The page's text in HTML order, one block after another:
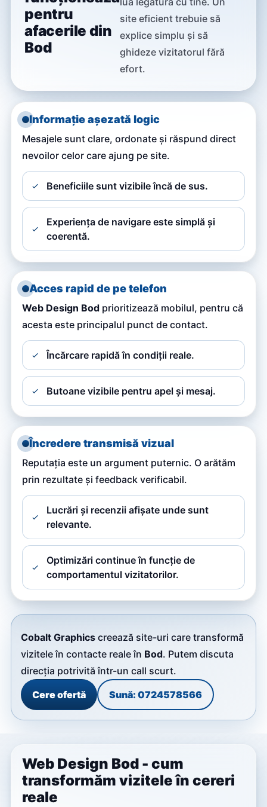
pentru
afacerile din
Bod
site eficient trebuie să
explice simplu și să
ghideze vizitatorul fără
efort.
Informație așezată logic
Mesajele sunt clare, ordonate și răspund direct
nevoilor celor care ajung pe site.
Beneficiile sunt vizibile încă de sus.
Experiența de navigare este simplă și
coerentă.
Acces rapid de pe telefon
Web Design Bod prioritizează mobilul, pentru că
acesta este principalul punct de contact.
Încărcare rapidă în condiții reale.
Butoane vizibile pentru apel și mesaj.
Încredere transmisă vizual
Reputația este un argument puternic. O arătăm
prin rezultate și feedback verificabil.
Lucrări și recenzii afișate unde sunt
relevante.
Optimizări continue în funcție de
comportamentul vizitatorilor.
Cobalt Graphics creează site-uri care transformă
vizitele în contacte reale în Bod. Putem discuta
direcția potrivită într-un call scurt.
Cere ofertă
Sună: 0724578566
Web Design Bod - cum
transformăm vizitele în cereri
reale